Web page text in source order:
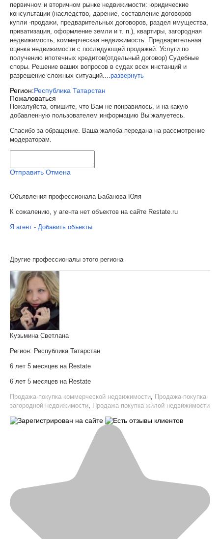
первичном и вторичном рынке недвижимости: юридические
консультации (наследство, дарение, составление договоров
купли -продажи, предварительных договоров, раздел имущества,
приватизация, оформление земли и т. п.), квартиры, загородная
недвижимость, коммерческая недвижимость. Предварительная
оценка недвижимости с последующей продажей. Услуги по
получению ипотечных кредитов(отдельный договор) Судебные
споры. Решение ваших вопросов в судах всех инстанций и
разрешение сложных ситуаций.
развернуть
Регион:Республика Татарстан
Пожаловаться
Пожалуйста, опишите, что Вам не понравилось, и на какую
добавленную пользователем информацию Вы жалуетесь.
Спасибо за обращение. Ваша жалоба передана на рассмотрение
модераторам.
Отправить Отмена
Объявления профессионала Бабанова Юля
К сожалению, у агента нет объектов на сайте Restate.ru
Я агент - Добавить объекты
Другие профессионалы этого региона
Кузьмина Светлана
Регион: Республика Татарстан
6 лет 5 месяцев на Restate
6 лет 5 месяцев на Restate
Продажа-покупка коммерческой недвижимости Продажа-покупка
загородной недвижимости Продажа-покупка жилой недвижимости